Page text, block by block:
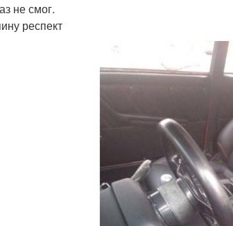
не смог.
респект